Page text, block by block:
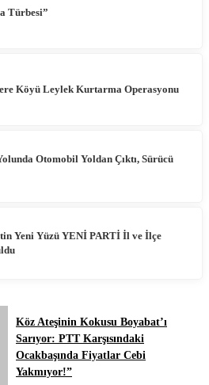
Türbesi”
Köyü Leylek Kurtarma Operasyonu
Otomobil Yoldan Çıktı, Sürücü
Yeni Yüzü YENİ PARTİ İl ve İlçe
Köz Ateşinin Kokusu Boyabat’ı
Sarıyor: PTT Karşısındaki
Ocakbaşında Fiyatlar Cebi
Yakmıyor!”